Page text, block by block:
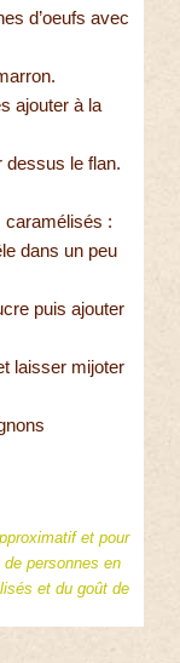
d’oeufs avec
ajouter à la
dessus le flan.
caramélisés :
dans un peu
puis ajouter
laisser mijoter
et pour
personnes en
et du goût de